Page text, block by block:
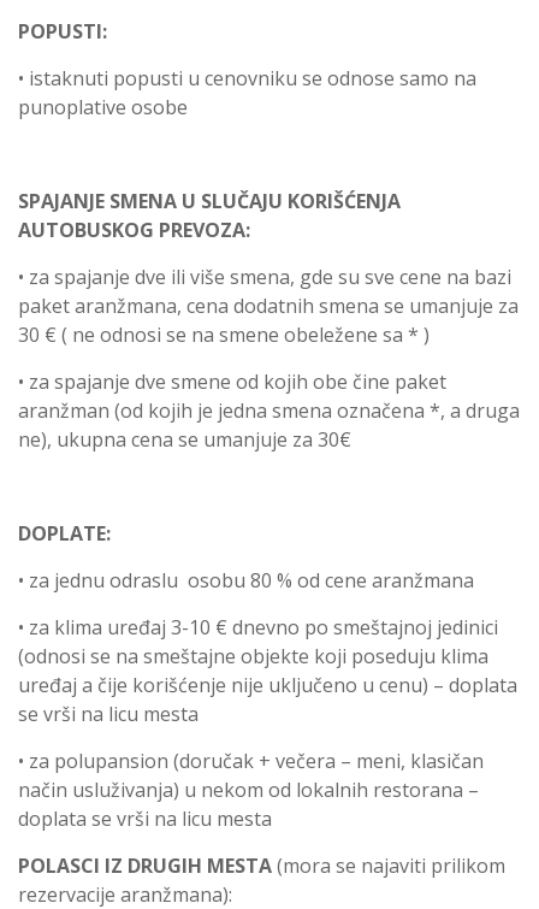
POPUSTI:
• istaknuti popusti u cenovniku se odnose samo na
punoplative osobe
SPAJANJE SMENA U SLUČAJU KORIŠĆENJA
AUTOBUSKOG PREVOZA:
• za spajanje dve ili više smena, gde su sve cene na bazi
paket aranžmana, cena dodatnih smena se umanjuje za
30 € ( ne odnosi se na smene obeležene sa * )
• za spajanje dve smene od kojih obe čine paket
aranžman (od kojih je jedna smena označena *, a druga
ne), ukupna cena se umanjuje za 30€
DOPLATE:
• za jednu odraslu osobu 80 % od cene aranžmana
• za klima uređaj 3-10 € dnevno po smeštajnoj jedinici
(odnosi se na smeštajne objekte koji poseduju klima
uređaj a čije korišćenje nije uključeno u cenu) – doplata
se vrši na licu mesta
• za polupansion (doručak + večera – meni, klasičan
način usluživanja) u nekom od lokalnih restorana –
doplata se vrši na licu mesta
POLASCI IZ DRUGIH MESTA(mora se najaviti prilikom
rezervacije aranžmana):